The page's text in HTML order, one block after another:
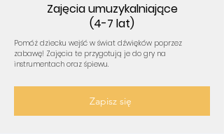
Zajęcia umuzykalniające
(4-7 lat)
Pomóż dziecku wejść w świat dźwięków poprzez
zabawę! Zajęcia te przygotują je do gry na
instrumentach oraz śpiewu.
Zapisz się